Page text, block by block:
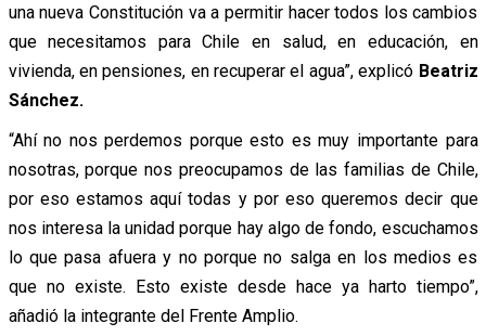
una nueva Constitución va a permitir hacer todos los cambios
que necesitamos para Chile en salud, en educación, en
vivienda, en pensiones, en recuperar el agua”, explicó Beatriz
Sánchez.
“Ahí no nos perdemos porque esto es muy importante para
nosotras, porque nos preocupamos de las familias de Chile,
por eso estamos aquí todas y por eso queremos decir que
nos interesa la unidad porque hay algo de fondo, escuchamos
lo que pasa afuera y no porque no salga en los medios es
que no existe. Esto existe desde hace ya harto tiempo”,
añadió la integrante del Frente Amplio.